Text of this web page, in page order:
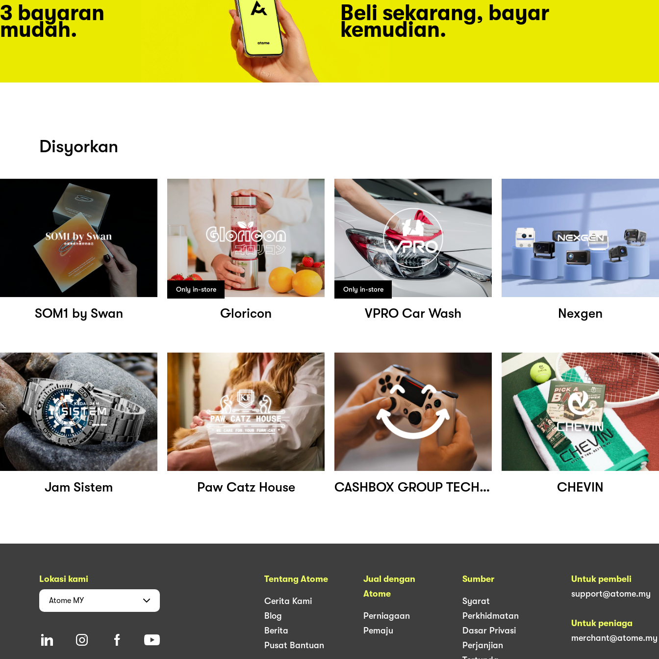
3 bayaran
mudah.
Beli sekarang, bayar
kemudian.
Disyorkan
SOM1 by Swan
Only in-store
Gloricon
Only in-store
VPRO Car Wash Nexgen
Jam Sistem Paw Catz House CASHBOX GROUP TECHNOLOGY CHEVIN
Lokasi kami
Atome MY
Tentang Atome
Cerita Kami
Blog
Berita
Pusat Bantuan
Jual dengan
Atome
Perniagaan
Pemaju
Sumber
Syarat
Perkhidmatan
Dasar Privasi
Perjanjian
Untuk pembeli
support@atome.my
Untuk peniaga
merchant@atome.my